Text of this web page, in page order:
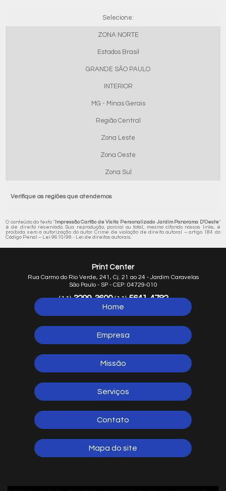
Selecione:
ZONA NORTE
Estados Brasil
GRANDE SÃO PAULO
INTERIOR
MG - Minas Gerais
Região Central
Zona Leste
Zona Oeste
Zona Sul
Verifique as regiões que atendemos
O conteúdo do texto "Impressão Cartão de Visita Personalizado Jardim Panorama D'Oeste"
é de direito reservado. Sua reprodução, parcial ou total, mesmo citando nossos links, é
proibida sem a autorização do autor. Crime de violação de direito autoral – artigo 184 do
Código Penal – Lei 9610/98 - Lei de direitos autorais.
Print Center
Rua Carmo do Rio Verde, 241, Cj. 21 ao 24 - Jardim Caravelas
São Paulo - SP - CEP: 04729-010
(11)3299-3600(11)5641-4782
5641-1254
Home
Empresa
Missão
Serviços
Contato
Mapa do site